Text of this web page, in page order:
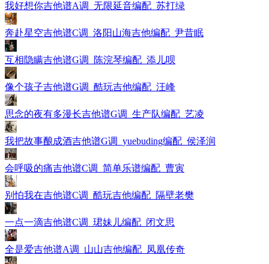
我好想你吉他谱A调_无限延音编配_苏打绿
奔赴星空吉他谱C调_洛阳山海吉他编配_尹昔眠
互相隐瞒吉他谱G调_陈浣琴编配_添儿呗
像个孩子吉他谱G调_酷玩吉他编配_汪峰
思念的夜有多漫长吉他谱G调_生产队编配_艺凌
我把故事酿成酒吉他谱G调_yuebuding编配_侯泽润
会呼吸的痛吉他谱C调_简单乐谱编配_曹寅
别怕我在吉他谱C调_酷玩吉他编配_隔壁老樊
一点一滴吉他谱C调_珺妹儿编配_闭文思
全是爱吉他谱A调_山山吉他编配_凤凰传奇